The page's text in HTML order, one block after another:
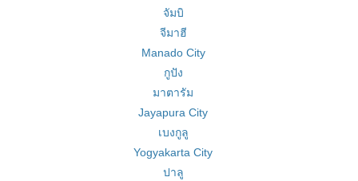
จัมบิ
จีมาฮี
Manado City
กูปัง
มาตารัม
Jayapura City
เบงกูลู
Yogyakarta City
ปาลู